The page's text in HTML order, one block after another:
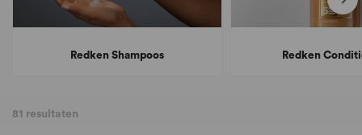
Redken Shampoos Redken
81 resultaten